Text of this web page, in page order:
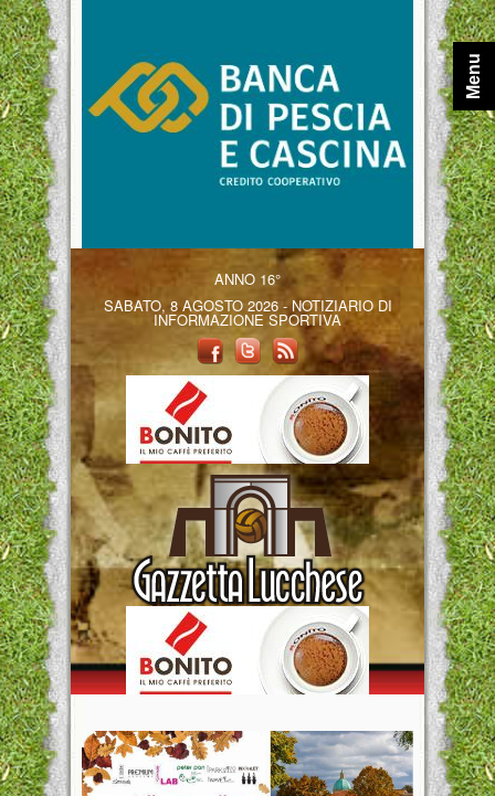
ANNO 16°
SABATO, 8 AGOSTO 2026 - NOTIZIARIO DI
INFORMAZIONE SPORTIVA
Menu